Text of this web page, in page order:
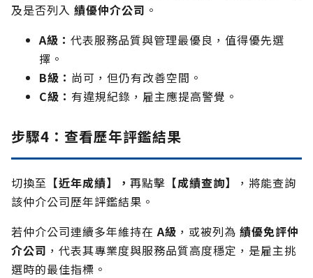
及是否列入 績優仲介公司 。
A級： 代表服務品質與管理最優良，值得優先選
擇。
B級： 尚可，但仍有改善空間。
C級： 有違規紀錄，雇主應提高警覺。
步驟4：查看歷年評鑑結果
切換至 【近年成績】， 再點擊 【成績查詢】
，將能查詢
該仲介公司歷年評鑑結果。
若仲介公司連續多年維持在 A級 ，或被列為 績優免評仲
介公司 ，代表其專業度與服務品質高度穩定，是雇主挑
選時的最佳指標。